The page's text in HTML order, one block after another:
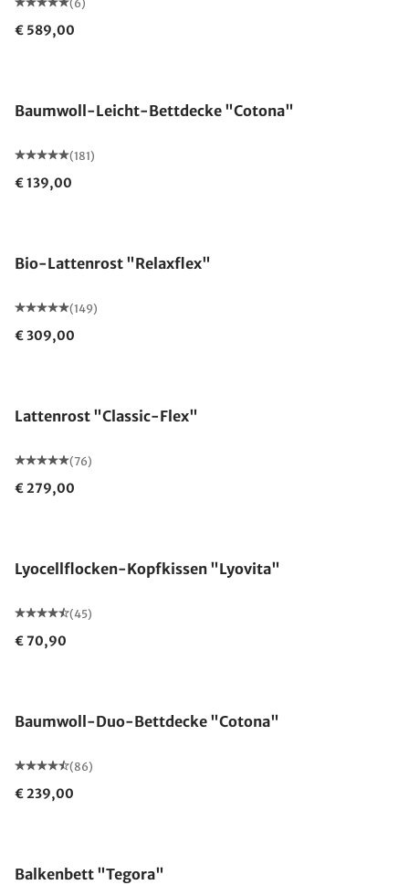
(6)
€ 589,00
Baumwoll-Leicht-Bettdecke "Cotona"
(181)
€ 139,00
Bio-Lattenrost "Relaxflex"
(149)
€ 309,00
Lattenrost "Classic-Flex"
(76)
€ 279,00
Lyocellflocken-Kopfkissen "Lyovita"
(45)
€ 70,90
Baumwoll-Duo-Bettdecke "Cotona"
(86)
€ 239,00
Balkenbett "Tegora"